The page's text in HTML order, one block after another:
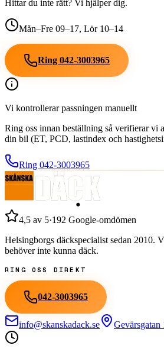
Hittar du inte rätt? Vi hjälper dig.
Mån–Fre 09–17, Lör 10–14
Ring 042-3003965
Vi kontrollerar passningen manuellt
Ring oss innan beställning så verifierar vi
din bil (ET, PCD, lastindex och
Ring 042-3003965
4,5 av 5·192 Google-omdömen
Helsingborgs däckspecialist sedan 2010.
behöver inte kunna däck.
RING OSS DIREKT
042-3003965
info@skanskadack.se Gevärsgatan